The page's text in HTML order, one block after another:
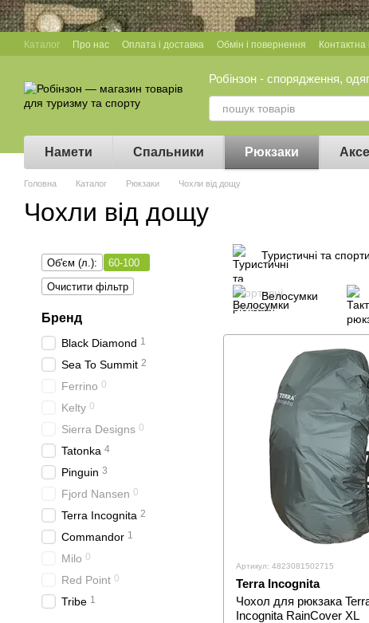
Перейти до основного контенту
Каталог Про нас Оплата і доставка Обмін і повернення Контактна
Робінзон - спорядження,
Намети Спальники Рюкзаки
Головна Каталог Рюкзаки Чохли від дощу
Чохли від дощу
Туристичні та
Велосумки
Артикул: 4823081502715
Terra Incognita
Чохол для рюкзака
Incognita RainCover XL
Об'єм (л.):
60-100
Очистити фільтр
Бренд
Black Diamond 1
Sea To Summit 2
Ferrino 0
Kelty 0
Sierra Designs 0
Tatonka 4
Pinguin 3
Fjord Nansen 0
Terra Incognita 2
Commandor 1
Milo 0
Red Point 0
Tribe 1